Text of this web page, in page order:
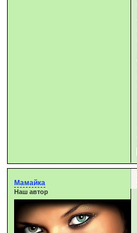
Мамайка
Наш автор